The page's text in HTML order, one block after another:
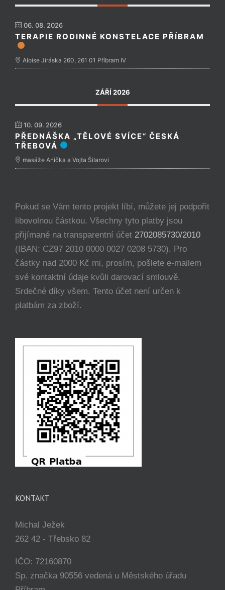
06. 08. 2026
TERAPIE RODINNÉ KONSTELACE PŘÍBRAM
Aloise Jiráska 260, 261 01 Příbram IV
ZÁŘÍ 2026
10. 09. 2026
PŘEDNÁŠKA „TĚLOVÉ SVÍCE“ ČESKÁ
TŘEBOVÁ
masáže Anička a Vojta Šilarovi
Pokud se Vám tento projekt líbí, můžete jej podpořit
libovolnou částkou. Všechny tyto platby jsou
přijímané na transparentní účet 2702085730/2010
(IBAN: CZ97 2010 0000 0027 0208 5730). Pro
částky nad 2000 Kč mi, prosím, pošlete e-mailem
své kontaktní údaje kvůli darovací smlouvě.
Srdečné díky všem. Tento účet není určen k
platbám za zboží.
KONTAKT
Michal Ježek
262 42 - Třebsko 82
IČO: 72160870
Sp. značka 90556 vedená u Městského úřadu